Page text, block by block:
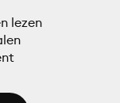
lezen